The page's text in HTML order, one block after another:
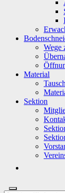
Wege
Material
Sektion